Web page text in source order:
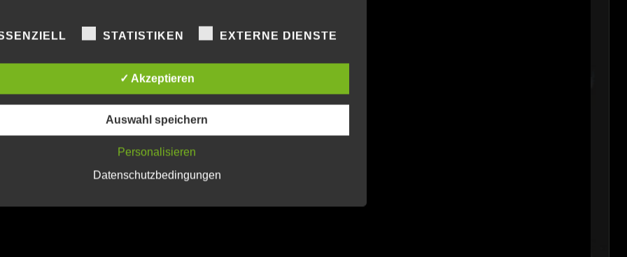
STATISTIKEN EXTERNE DIENSTE
✓ Akzeptieren
Auswahl speichern
Personalisieren
Datenschutzbedingungen